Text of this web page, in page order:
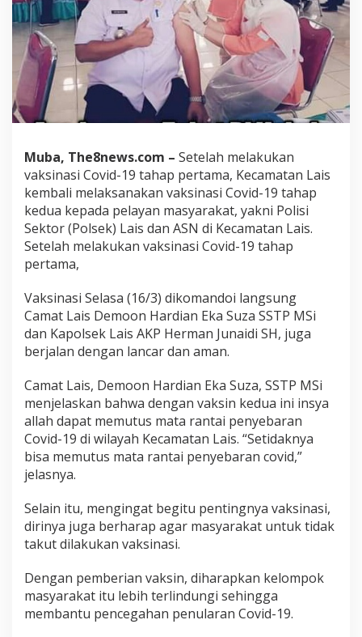
Muba, The8news.com – Setelah melakukan
vaksinasi Covid-19 tahap pertama, Kecamatan Lais
kembali melaksanakan vaksinasi Covid-19 tahap
kedua kepada pelayan masyarakat, yakni Polisi
Sektor (Polsek) Lais dan ASN di Kecamatan Lais.
Setelah melakukan vaksinasi Covid-19 tahap
pertama,
Vaksinasi Selasa (16/3) dikomandoi langsung
Camat Lais Demoon Hardian Eka Suza SSTP MSi
dan Kapolsek Lais AKP Herman Junaidi SH, juga
berjalan dengan lancar dan aman.
Camat Lais, Demoon Hardian Eka Suza, SSTP MSi
menjelaskan bahwa dengan vaksin kedua ini insya
allah dapat memutus mata rantai penyebaran
Covid-19 di wilayah Kecamatan Lais. “Setidaknya
bisa memutus mata rantai penyebaran covid,”
jelasnya.
Selain itu, mengingat begitu pentingnya vaksinasi,
dirinya juga berharap agar masyarakat untuk tidak
takut dilakukan vaksinasi.
Dengan pemberian vaksin, diharapkan kelompok
masyarakat itu lebih terlindungi sehingga
membantu pencegahan penularan Covid-19.